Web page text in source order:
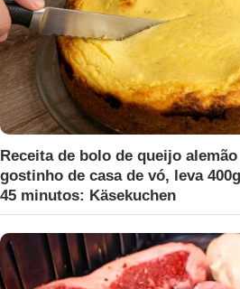
Receita de bolo de queijo
gostinho de casa de vó, leva
45 minutos: Käsekuchen